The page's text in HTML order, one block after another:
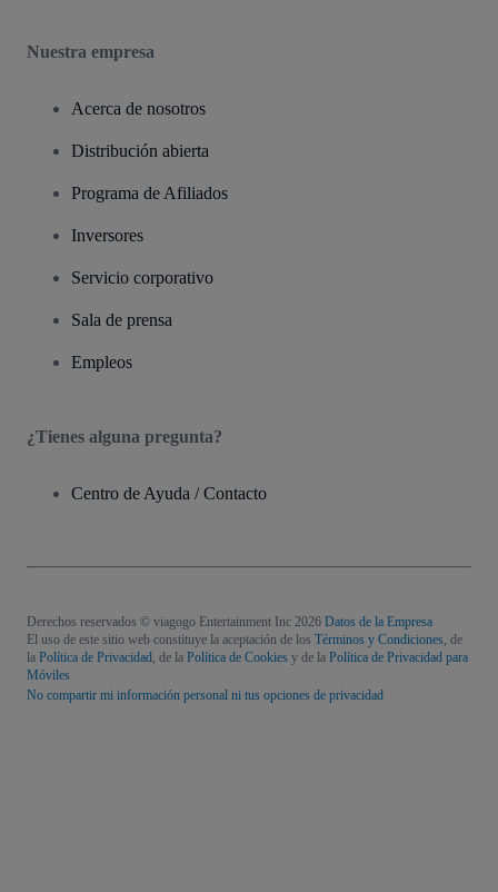
Nuestra empresa
Acerca de nosotros
Distribución abierta
Programa de Afiliados
Inversores
Servicio corporativo
Sala de prensa
Empleos
¿Tienes alguna pregunta?
Centro de Ayuda / Contacto
Derechos reservados © viagogo Entertainment Inc 2026 Datos de la Empresa
El uso de este sitio web constituye la aceptación de los Términos y Condiciones, de
la Política de Privacidad, de la Política de Cookies y de la Política de Privacidad para
Móviles
No compartir mi información personal ni tus opciones de privacidad